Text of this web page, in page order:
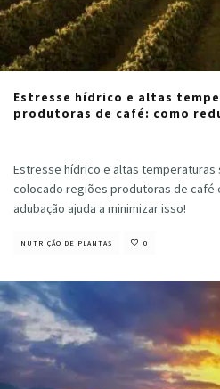
Estresse hídrico e altas
produtoras de café: como
Estresse hídrico e altas temperaturas
colocado regiões produtoras de café
adubação ajuda a minimizar isso!
NUTRIÇÃO DE PLANTAS 0